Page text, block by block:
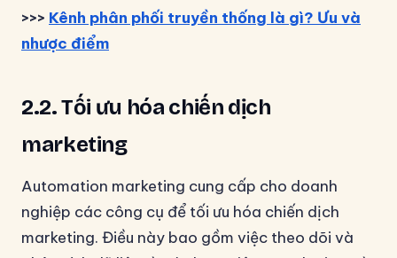
>>> Kênh phân phối truyền thống là gì? Ưu và
nhược điểm
2.2. Tối ưu hóa chiến dịch
marketing
Automation marketing cung cấp cho doanh
nghiệp các công cụ để tối ưu hóa chiến dịch
marketing. Điều này bao gồm việc theo dõi và